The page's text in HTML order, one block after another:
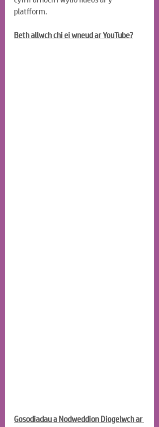
platfform.
Beth allwch chi ei wneud ar YouTube?
Gosodiadau a Nodweddion Diogelwch ar